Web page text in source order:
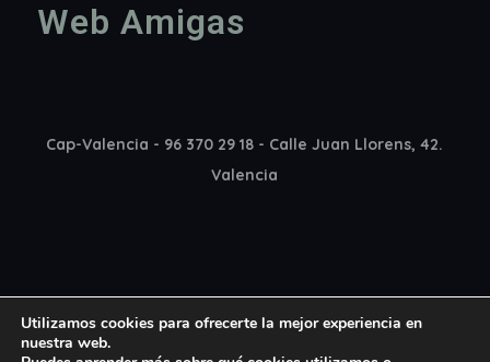
Web Amigas
Cap-Valencia - 96 370 29 18 - Calle Juan Llorens, 42.
Valencia
Utilizamos cookies para ofrecerte la mejor experiencia en
nuestra web.